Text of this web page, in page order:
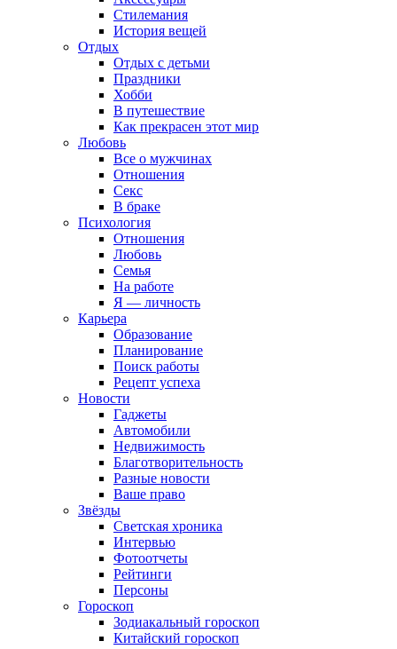
Стилемания
История вещей
Отдых
Отдых с детьми
Праздники
Хобби
В путешествие
Как прекрасен этот мир
Любовь
Все о мужчинах
Отношения
Секс
В браке
Психология
Отношения
Любовь
Семья
На работе
Я — личность
Карьера
Образование
Планирование
Поиск работы
Рецепт успеха
Новости
Гаджеты
Автомобили
Недвижимость
Благотворительность
Разные новости
Ваше право
Звёзды
Светская хроника
Интервью
Фотоотчеты
Рейтинги
Персоны
Гороскоп
Зодиакальный гороскоп
Китайский гороскоп